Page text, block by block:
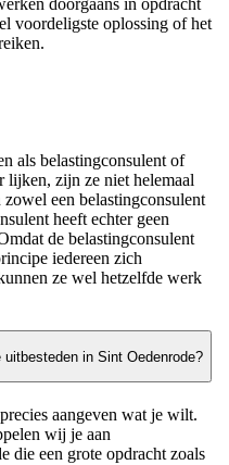
doorgaans in opdracht
voordeligste oplossing of het
als belastingconsulent of
lijken, zijn ze niet helemaal
een belastingconsulent
heeft echter geen
de belastingconsulent
iedereen zich
ze wel hetzelfde werk
in Sint Oedenrode?
aangeven wat je wilt.
wij je aan
die een grote opdracht zoals